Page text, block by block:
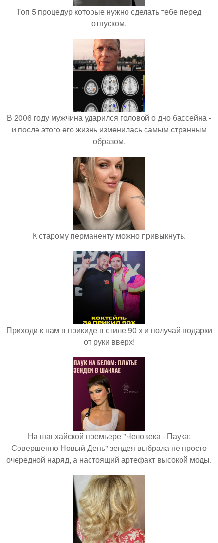
Топ 5 процедур которые нужно сделать тебе перед
отпуском.
В 2006 году мужчина ударился головой о дно бассейна -
и после этого его жизнь изменилась самым странным
образом.
К старому перманенту можно привыкнуть.
Приходи к нам в прикиде в стиле 90 х и получай подарки
от руки вверх!
На шанхайской премьере "Человека - Паука:
Совершенно Новый День" зендея выбрала не просто
очередной наряд, а настоящий артефакт высокой моды.